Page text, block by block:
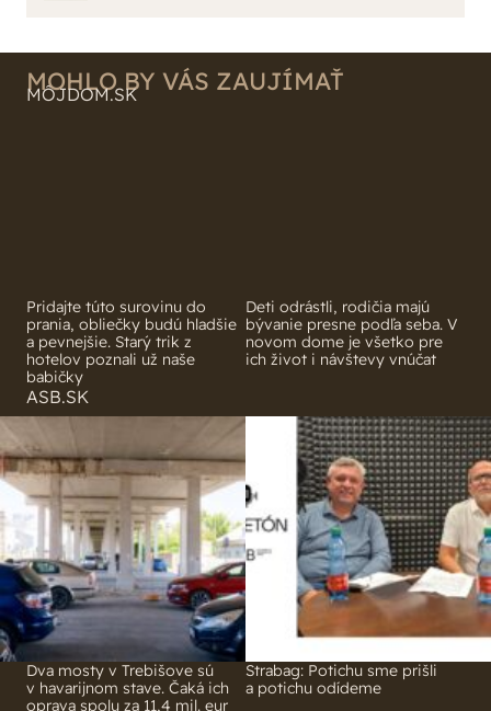
MOHLO BY VÁS ZAUJÍMAŤ
MÔJDOM.SK
babičky
novom dome je všetko pre
ich život i návštevy vnúčat
ASB.SK
Dva mosty v Trebišove sú
v havarijnom stave. Čaká ich
oprava spolu za 11,4 mil. eur
Strabag: Potichu sme prišli
a potichu odídeme
ZÁHRADA.SK